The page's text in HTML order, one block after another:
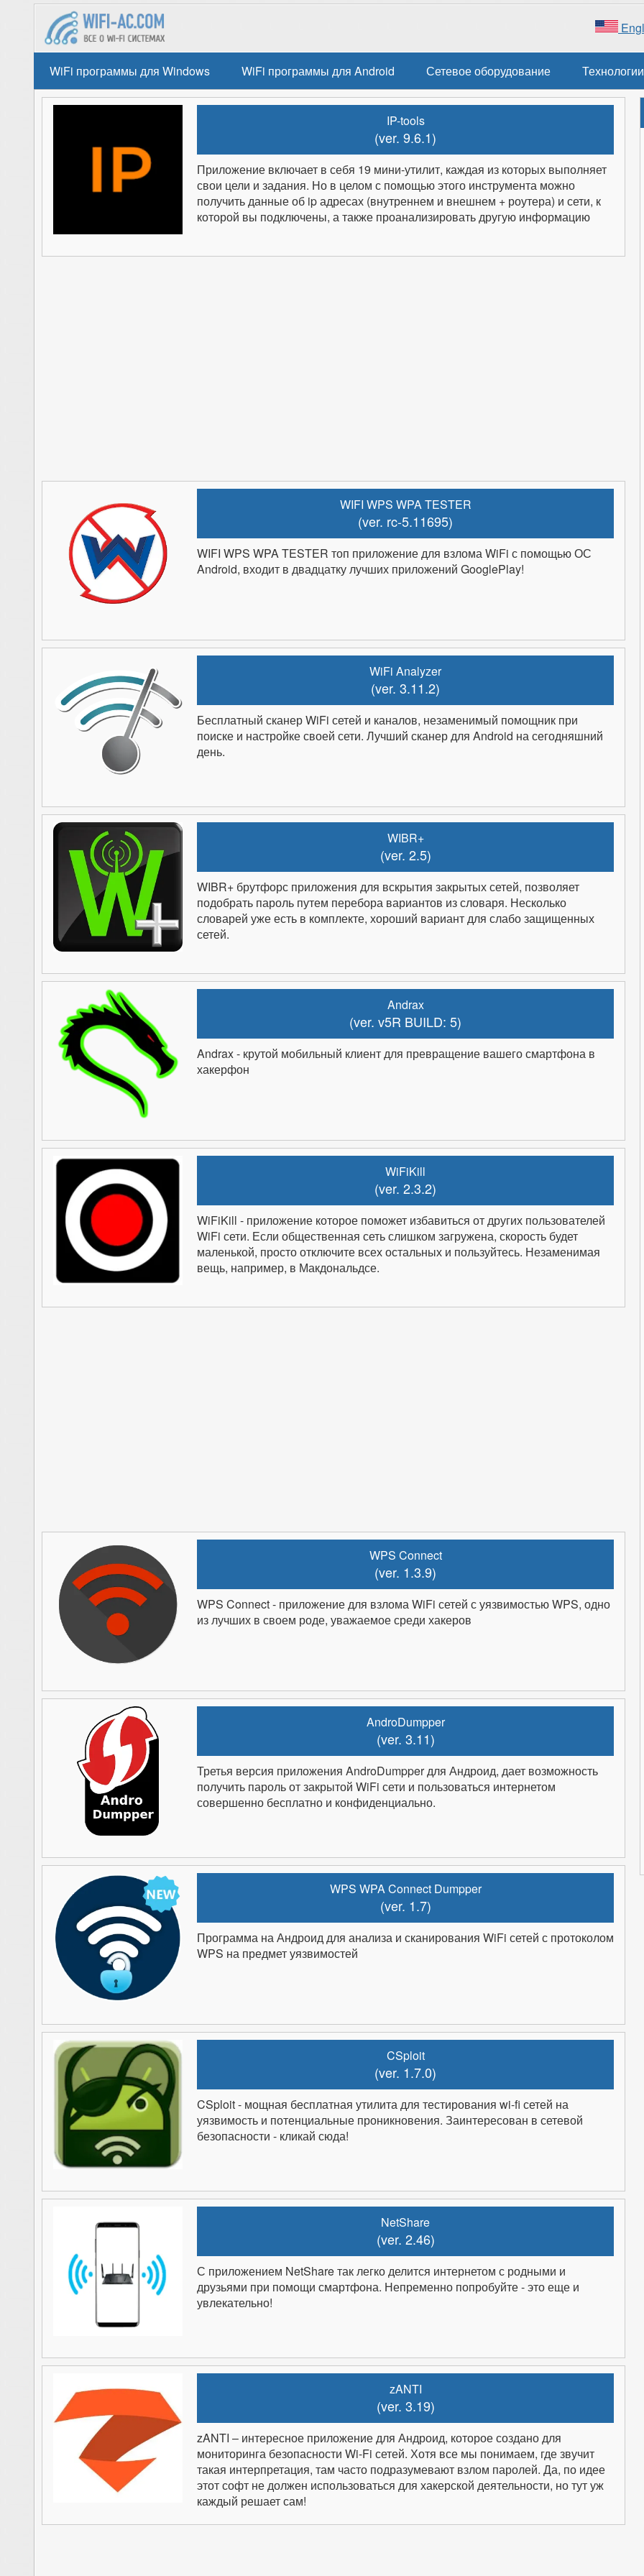
WiFi программы для Windows WiFi программы для Android Сетевое оборудование Технологии
IP-tools
(ver. 9.6.1)
Приложение включает в себя 19 мини-утилит, каждая из которых выполняет
свои цели и задания. Но в целом с помощью этого инструмента можно
получить данные об ip адресах (внутреннем и внешнем + роутера) и сети, к
которой вы подключены, а также проанализировать другую информацию
WIFI WPS WPA TESTER
(ver. rc-5.11695)
WIFI WPS WPA TESTER топ приложение для взлома WiFi с помощью ОС
Android, входит в двадцатку лучших приложений GooglePlay!
WiFi Analyzer
(ver. 3.11.2)
Бесплатный сканер WiFi сетей и каналов, незаменимый помощник при
поиске и настройке своей сети. Лучший сканер для Android на сегодняшний
день.
WIBR+
(ver. 2.5)
WIBR+ брутфорс приложения для вскрытия закрытых сетей, позволяет
подобрать пароль путем перебора вариантов из словаря. Несколько
словарей уже есть в комплекте, хороший вариант для слабо защищенных
сетей.
Andrax
(ver. v5R BUILD: 5)
Andrax - крутой мобильный клиент для превращение вашего смартфона в
хакерфон
WiFiKill
(ver. 2.3.2)
WiFiKill - приложение которое поможет избавиться от других пользователей
WiFi сети. Если общественная сеть слишком загружена, скорость будет
маленькой, просто отключите всех остальных и пользуйтесь. Незаменимая
вещь, например, в Макдональдсе.
WPS Connect
(ver. 1.3.9)
WPS Connect - приложение для взлома WiFi сетей с уязвимостью WPS, одно
из лучших в своем роде, уважаемое среди хакеров
AndroDumpper
(ver. 3.11)
Третья версия приложения AndroDumpper для Андроид, дает возможность
получить пароль от закрытой WiFi сети и пользоваться интернетом
совершенно бесплатно и конфиденциально.
WPS WPA Connect Dumpper
(ver. 1.7)
Программа на Андроид для анализа и сканирования WiFi сетей с протоколом
WPS на предмет уязвимостей
CSploit
(ver. 1.7.0)
CSploit - мощная бесплатная утилита для тестирования wi-fi сетей на
уязвимость и потенциальные проникновения. Заинтересован в сетевой
безопасности - кликай сюда!
NetShare
(ver. 2.46)
С приложением NetShare так легко делится интернетом с родными и
друзьями при помощи смартфона. Непременно попробуйте - это еще и
увлекательно!
zANTI
(ver. 3.19)
zANTI – интересное приложение для Андроид, которое создано для
мониторинга безопасности Wi-Fi сетей. Хотя все мы понимаем, где звучит
такая интерпретация, там часто подразумевают взлом паролей. Да, по идее
этот софт не должен использоваться для хакерской деятельности, но тут уж
каждый решает сам!